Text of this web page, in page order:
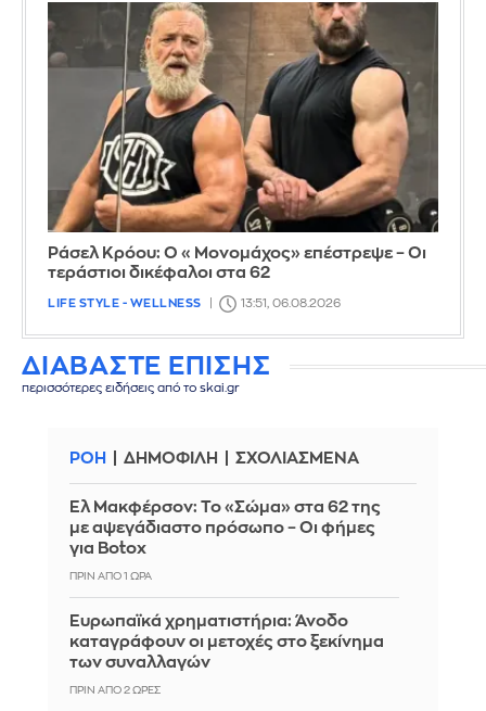
Ράσελ Κρόου: Ο «Μονομάχος» επέστρεψε – Οι
τεράστιοι δικέφαλοι στα 62
LIFE STYLE - WELLNESS 13:51, 06.08.2026
ΔΙΑΒΑΣΤΕ ΕΠΙΣΗΣ
περισσότερες ειδήσεις από το skai.gr
ΡΟΗ ΔΗΜΟΦΙΛΗ ΣΧΟΛΙΑΣΜΕΝΑ
Ελ Μακφέρσον: Το «Σώμα» στα 62 της
με αψεγάδιαστο πρόσωπο – Οι φήμες
για Botox
ΠΡΙΝ ΑΠΌ 1 ΏΡΑ
Ευρωπαϊκά χρηματιστήρια: Άνοδο
καταγράφουν οι μετοχές στο ξεκίνημα
των συναλλαγών
ΠΡΙΝ ΑΠΌ 2 ΏΡΕΣ